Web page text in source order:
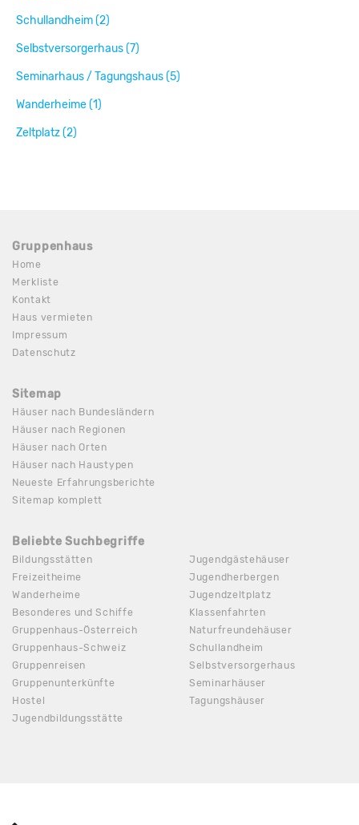
Schullandheim (2)
Selbstversorgerhaus (7)
Seminarhaus / Tagungshaus (5)
Wanderheime (1)
Zeltplatz (2)
Gruppenhaus
Home
Merkliste
Kontakt
Haus vermieten
Impressum
Datenschutz
Sitemap
Häuser nach Bundesländern
Häuser nach Regionen
Häuser nach Orten
Häuser nach Haustypen
Neueste Erfahrungsberichte
Sitemap komplett
Beliebte Suchbegriffe
Bildungsstätten
Freizeitheime
Wanderheime
Besonderes und Schiffe
Gruppenhaus-Österreich
Gruppenhaus-Schweiz
Gruppenreisen
Gruppenunterkünfte
Hostel
Jugendbildungsstätte
Jugendgästehäuser
Jugendherbergen
Jugendzeltplatz
Klassenfahrten
Naturfreundehäuser
Schullandheim
Selbstversorgerhaus
Seminarhäuser
Tagungshäuser